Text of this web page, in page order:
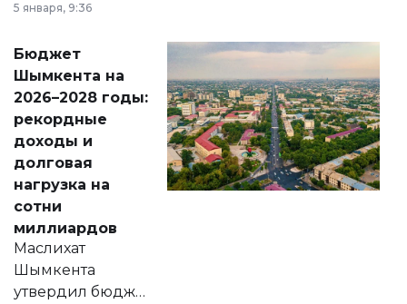
принести
народу
Венесуэлы.
5 января, 9:36
Бюджет
Шымкента на
2026–2028 годы:
рекордные
доходы и
долговая
нагрузка на
сотни
миллиардов
Маслихат
Шымкента
утвердил бюджет